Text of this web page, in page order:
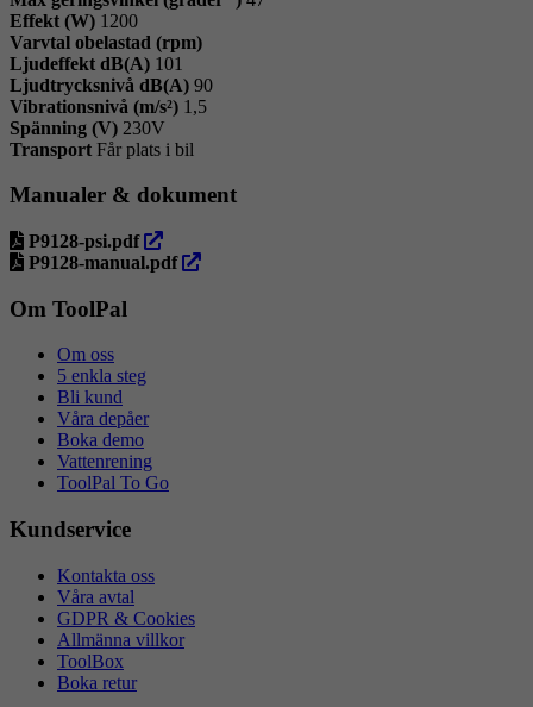
Effekt (W) 1200
Varvtal obelastad (rpm)
Ljudeffekt dB(A) 101
Ljudtrycksnivå dB(A) 90
Vibrationsnivå (m/s²) 1,5
Spänning (V) 230V
Transport Får plats i bil
Manualer & dokument
P9128-psi.pdf öppna
i
P9128-manual.pdf öppna
Om ToolPal
Om oss
5 enkla steg
Bli kund
Våra depåer
Boka demo
Vattenrening
ToolPal To Go
Kundservice
Kontakta oss
Våra avtal
GDPR & Cookies
Allmänna villkor
ToolBox
Boka retur